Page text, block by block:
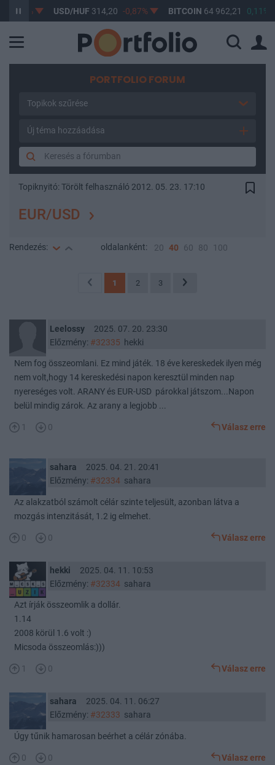
USD/HUF314,20 -0,87% BITCOIN64 962,21 0,11%
PORTFOLIO FORUM
Topikok szűrése
Új téma hozzáadása
Topiknyitó: Törölt felhasználó 2012. 05. 23. 17:10
EUR/USD
Rendezés: oldalanként: 20 40 60 80 100
1 2 3
Leelossy
2025. 07. 20. 23:30
Előzmény: #32335 hekki
Nem fog összeomlani. Ez mind játék. 18 éve kereskedek ilyen még
nem volt,hogy 14 kereskedési napon keresztül minden nap
nyereséges volt. ARANY és EUR-USD párokkal játszom...Napon
belül mindig zárok. Az arany a legjobb ...
1 0 Válasz erre
sahara
2025. 04. 21. 20:41
Előzmény: #32334sahara
Az alakzatból számolt célár szinte teljesült, azonban látva a
mozgás intenzitását, 1.2 ig elmehet.
0 0 Válasz erre
hekki
2025. 04. 11. 10:53
Előzmény: #32334sahara
Azt írják összeomlik a dollár.
1.14
2008 körül 1.6 volt :)
Micsoda összeomlás:)))
1 0 Válasz erre
sahara
2025. 04. 11. 06:27
Előzmény: #32333 sahara
Úgy tűnik hamarosan beérhet a célár zónába.
0 0 Válasz erre